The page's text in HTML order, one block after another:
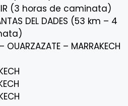
(3 horas de caminata)
DEL DADES (53 km – 4
– MARRAKECH